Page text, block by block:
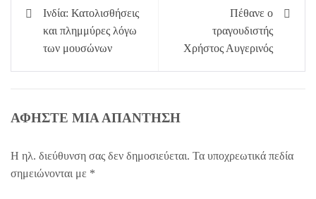
Πλοήγηση
άρθρων
Ινδία: Κατολισθήσεις
και πλημμύρες λόγω
των μουσώνων
Πέθανε ο
τραγουδιστής
Χρήστος Αυγερινός
ΑΦΉΣΤΕ ΜΙΑ ΑΠΆΝΤΗΣΗ
Η ηλ. διεύθυνση σας δεν δημοσιεύεται. Τα υποχρεωτικά πεδία
σημειώνονται με *